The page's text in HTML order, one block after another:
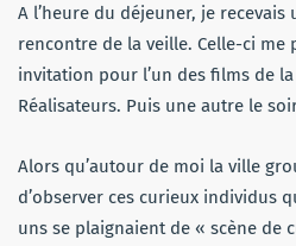
A l’heure du déjeuner, je recevais
rencontre de la veille. Celle-ci
invitation pour l’un des films de
Réalisateurs. Puis une autre le
Alors qu’autour de moi la ville
d’observer ces curieux individus
uns se plaignaient de « scène de